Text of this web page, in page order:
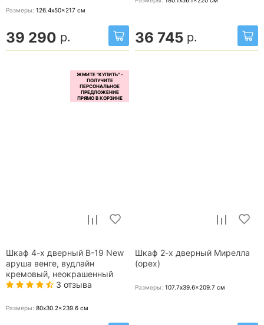
Размеры: 126.4x50x217 см
39 290 р. 36 745 р.
Шкаф 4-х дверный В-19 New
аруша венге, вудлайн
кремовый, неокрашенный
3 отзыва
Размеры: 80x30.2x239.6 см
Шкаф 2-х дверный Мирелла
(орех)
Размеры: 107.7x39.6x209.7 см